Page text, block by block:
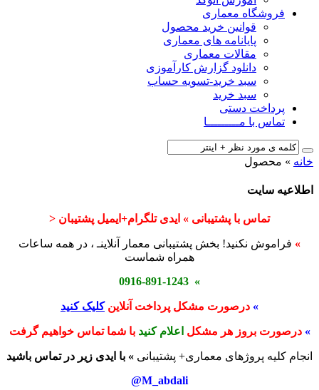
فروشگاه معماری
قوانین خرید محصول
پایانامه های معماری
مقالات معماری
دانلود گزارش کارآموزی
سبد خرید-تسویه حساب
سبد خرید
پرداخت دستی
تماس با مـــــــــا
خانه » محصول
اطلاعیه سایت
تماس با پشتیبانی » ایدی تلگرام+ایمیل پشتیبان <
» فراموش نکنید! بخش پشتیبانی معمار آنلاینـ ، در همه ساعات
همراه شماست
» 0916-891-1243
» درصورت مشکل پرداخت آنلاینکلیک کنید
» درصورت بروز هر مشکل اعلام کنید با شما تماس خواهیم گرفت
انجام کلیه پروژهای معماری+ پشتیبانی » با ایدی زیر در تماس باشید
M_abdali@